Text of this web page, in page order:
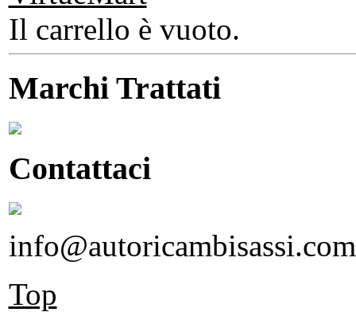
Il carrello è vuoto.
Marchi Trattati
Contattaci
info@autoricambisassi.com
Top